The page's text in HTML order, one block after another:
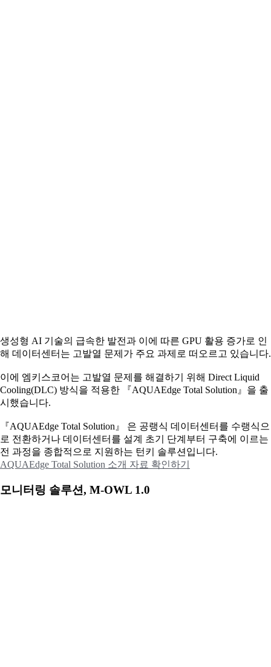
생성형 AI 기술의 급속한 발전과 이에 따른 GPU 활용 증가로 인
해 데이터센터는 고발열 문제가 주요 과제로 떠오르고 있습니다.
이에 엠키스코어는 고발열 문제를 해결하기 위해 Direct Liquid
Cooling(DLC) 방식을 적용한 『AQUAEdge Total Solution』을 출
시했습니다.
『AQUAEdge Total Solution』 은 공랭식 데이터센터를 수랭식으
로 전환하거나 데이터센터를 설계 초기 단계부터 구축에 이르는
전 과정을 종합적으로 지원하는 턴키 솔루션입니다.
AQUAEdge Total Solution 소개 자료 확인하기
모니터링 솔루션, M-OWL 1.0